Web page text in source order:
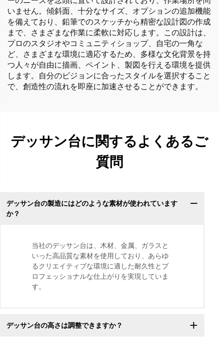
いません。傾斜面、十分なサイズ、オプションの追加機能
を備えており、鉛筆でのスケッチから精密な設計図の作成
まで、さまざまな作業に柔軟に対応します。この設計は、
プロのスタジオやコミュニティショップ、自宅の一角な
ど、さまざまな環境に適応するため、多様な文化背景を持
つ人々が自由に描画、ペイント、製図を行える環境を提供
します。自分のビジョンに合ったスタイルを選択すること
で、創造性の流れを即座に加速させることができます。
デッサン台に関するよくあるご
質問
デッサン台の製造にはどのような素材が使われています
か？
当社のデッサン台は、木材、金属、ガラスと
いった高品質な素材を使用しており、あらゆ
るクリエイティブな環境に適した耐久性とプ
ロフェッショナルな仕上がりを実現していま
す。
デッサン台の高さは調整できますか？